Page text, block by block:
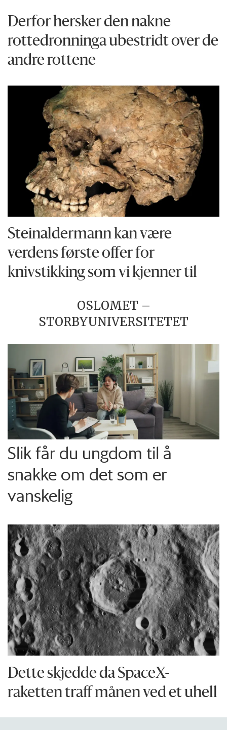
Derfor hersker den nakne
rottedronninga ubestridt over de
andre rottene
Steinaldermann kan være
verdens første offer for
knivstikking som vi kjenner til
OSLOMET –
STORBYUNIVERSITETET
Slik får du ungdom til å
snakke om det som er
vanskelig
Dette skjedde da SpaceX-
raketten traff månen ved et uhell